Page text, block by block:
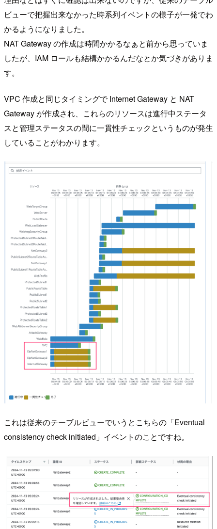
ビューで把握出来なかった時系列イベントの様子が一発でわ
かるようになりました。
NAT Gateway の作成は時間かかるなぁと前から思っていま
したが、IAM ロールも結構かかるんだなとか気づきがありま
す。
VPC 作成と同じタイミングで Internet Gateway と NAT
Gateway が作成され、これらのリソースは進行中ステータ
スと管理ステータスの間に一貫性チェックというものが発生
していることがわかります。
これは従来のテーブルビューでいうとこちらの「Eventual
consistency check initiated」イベントのことですね。